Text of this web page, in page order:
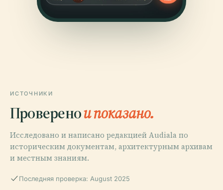
ИСТОЧНИКИ
Проверенои показано.
Исследовано и написано редакцией Audiala по
историческим документам, архитектурным архивам
и местным знаниям.
Последняя проверка: August 2025